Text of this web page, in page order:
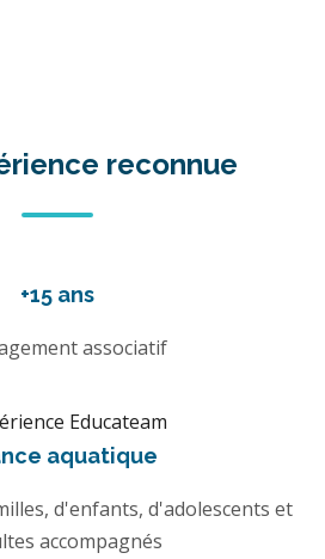
reconnue
+15 ans
associatif
aquatique
d'enfants, d'adolescents et
accompagnés